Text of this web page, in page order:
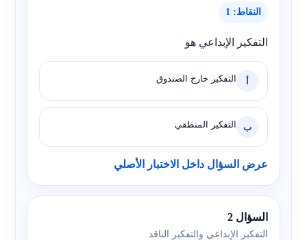
النقاط: 1
التفكير الإبداعي هو
أ التفكير خارج الصندوق
ب التفكير المنطقي
عرض السؤال داخل الاختبار الأصلي
السؤال 2
التفكير الإبداعي والتفكير الناقد